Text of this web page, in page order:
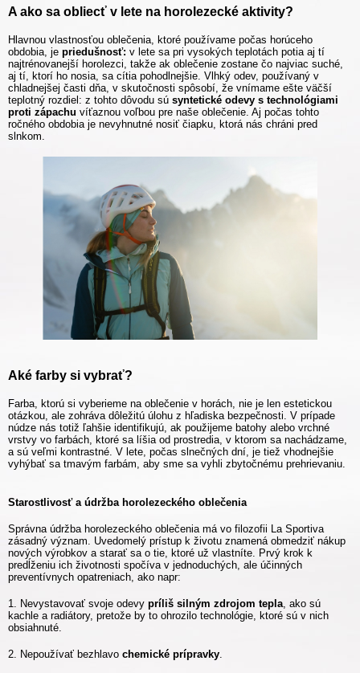
A ako sa obliecť v lete na horolezecké aktivity?
Hlavnou vlastnosťou oblečenia, ktoré používame počas horúceho
obdobia, je priedušnosť: v lete sa pri vysokých teplotách potia aj tí
najtrénovanejší horolezci, takže ak oblečenie zostane čo najviac suché,
aj tí, ktorí ho nosia, sa cítia pohodlnejšie. Vlhký odev, používaný v
chladnejšej časti dňa, v skutočnosti spôsobí, že vnímame ešte väčší
teplotný rozdiel: z tohto dôvodu sú syntetické odevy s technológiami
proti zápachu víťaznou voľbou pre naše oblečenie. Aj počas tohto
ročného obdobia je nevyhnutné nosiť čiapku, ktorá nás chráni pred
slnkom.
Aké farby si vybrať?
Farba, ktorú si vyberieme na oblečenie v horách, nie je len estetickou
otázkou, ale zohráva dôležitú úlohu z hľadiska bezpečnosti. V prípade
núdze nás totiž ľahšie identifikujú, ak použijeme batohy alebo vrchné
vrstvy vo farbách, ktoré sa líšia od prostredia, v ktorom sa nachádzame,
a sú veľmi kontrastné. V lete, počas slnečných dní, je tiež vhodnejšie
vyhýbať sa tmavým farbám, aby sme sa vyhli zbytočnému prehrievaniu.
Starostlivosť a údržba horolezeckého oblečenia
Správna údržba horolezeckého oblečenia má vo filozofii La Sportiva
zásadný význam. Uvedomelý prístup k životu znamená obmedziť nákup
nových výrobkov a starať sa o tie, ktoré už vlastníte. Prvý krok k
predĺženiu ich životnosti spočíva v jednoduchých, ale účinných
preventívnych opatreniach, ako napr:
1. Nevystavovať svoje odevy príliš silným zdrojom tepla , ako sú
kachle a radiátory, pretože by to ohrozilo technológie, ktoré sú v nich
obsiahnuté.
2. Nepoužívať bezhlavo chemické prípravky